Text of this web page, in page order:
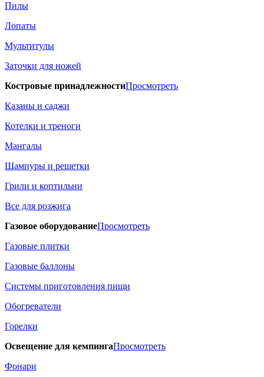
Пилы
Лопаты
Мультитулы
Заточки для ножей
Костровые принадлежностиПросмотреть
Казаны и саджи
Котелки и треноги
Мангалы
Шампуры и решетки
Грили и коптильни
Все для розжига
Газовое оборудованиеПросмотреть
Газовые плитки
Газовые баллоны
Системы приготовления пищи
Обогреватели
Горелки
Освещение для кемпингаПросмотреть
Фонари